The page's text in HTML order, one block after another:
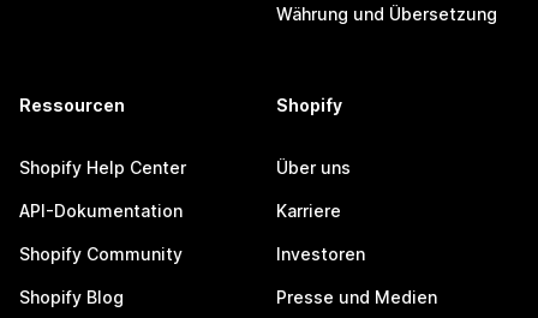
Währung und Übersetzung
Ressourcen
Shopify Help Center
API-Dokumentation
Shopify Community
Shopify Blog
Shopify
Über uns
Karriere
Investoren
Presse und Medien